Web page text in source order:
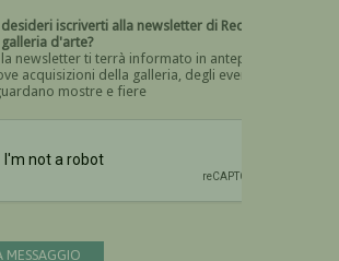
desideri iscriverti alla newsletter di Recta
galleria d'arte?
la newsletter ti terrà informato in anteprima
acquisizioni della galleria, degli eventi
mostre e fiere
MESSAGGIO